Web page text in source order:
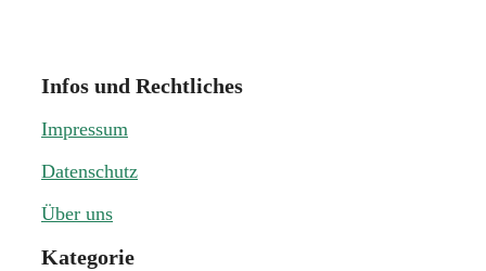
Infos und Rechtliches
Impressum
Datenschutz
Über uns
Kategorie